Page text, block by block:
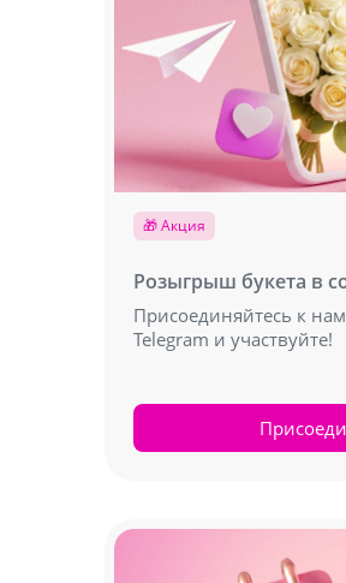
🎁 Акция
Розыгрыш букета в
Присоединяйтесь к
Telegram и участвуйте!